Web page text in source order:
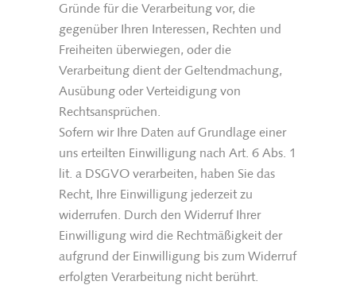
Gründe für die Verarbeitung vor, die
gegenüber Ihren Interessen, Rechten und
Freiheiten überwiegen, oder die
Verarbeitung dient der Geltendmachung,
Ausübung oder Verteidigung von
Rechtsansprüchen.
Sofern wir Ihre Daten auf Grundlage einer
uns erteilten Einwilligung nach Art. 6 Abs. 1
lit. a DSGVO verarbeiten, haben Sie das
Recht, Ihre Einwilligung jederzeit zu
widerrufen. Durch den Widerruf Ihrer
Einwilligung wird die Rechtmäßigkeit der
aufgrund der Einwilligung bis zum Widerruf
erfolgten Verarbeitung nicht berührt.